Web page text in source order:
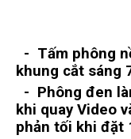
- Tấm phông
khung cắt sáng
- Phông đen
khi quay Video
phản tối khi đặt